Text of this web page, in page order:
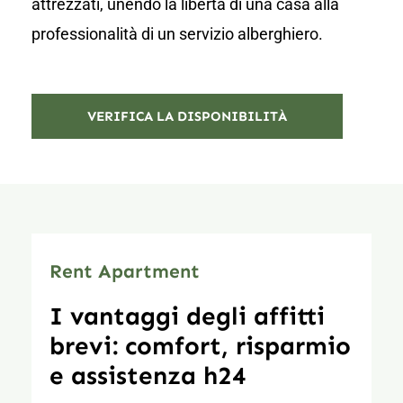
attrezzati, unendo la libertà di una casa alla
professionalità di un servizio alberghiero.
VERIFICA LA DISPONIBILITÀ
Rent Apartment
I vantaggi degli affitti
brevi: comfort, risparmio
e assistenza h24